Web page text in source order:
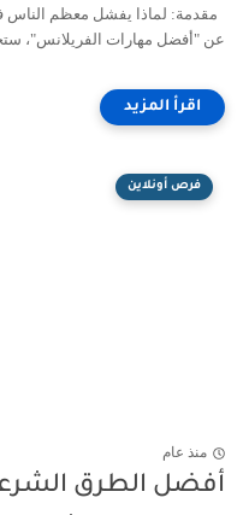
مقدمة: لماذا يفشل معظم الناس
عن "أفضل مهارات الفريلانس"،
فرص أونلاين
منذ عام
أفضل الطرق